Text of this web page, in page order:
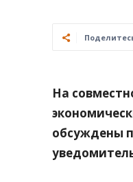
На
обсуждены